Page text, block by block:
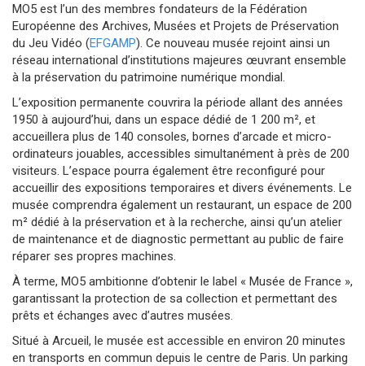
MO5 est l’un des membres fondateurs de la Fédération
Européenne des Archives, Musées et Projets de Préservation
du Jeu Vidéo (EFGAMP). Ce nouveau musée rejoint ainsi un
réseau international d’institutions majeures œuvrant ensemble
à la préservation du patrimoine numérique mondial.
L’exposition permanente couvrira la période allant des années
1950 à aujourd’hui, dans un espace dédié de 1 200 m², et
accueillera plus de 140 consoles, bornes d’arcade et micro-
ordinateurs jouables, accessibles simultanément à près de 200
visiteurs. L’espace pourra également être reconfiguré pour
accueillir des expositions temporaires et divers événements. Le
musée comprendra également un restaurant, un espace de 200
m² dédié à la préservation et à la recherche, ainsi qu’un atelier
de maintenance et de diagnostic permettant au public de faire
réparer ses propres machines.
À terme, MO5 ambitionne d’obtenir le label « Musée de France »,
garantissant la protection de sa collection et permettant des
prêts et échanges avec d’autres musées.
Situé à Arcueil, le musée est accessible en environ 20 minutes
en transports en commun depuis le centre de Paris. Un parking